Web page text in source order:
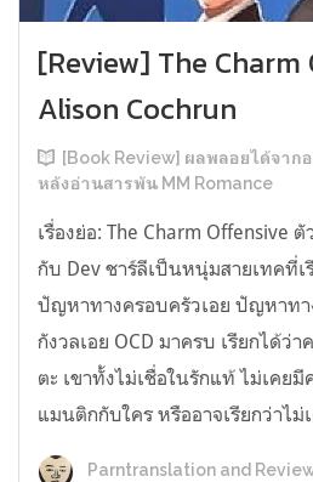
[Review] The
Alison Cochrun
[Book Review] ผลพลอยได้จาก
หลังอ่านสารพัน MM Romance
เรื่องย่อ: The Charm Offensive
กับ Dev ชาร์ลีเป็นหนุ่มสายเทคที่เ
ปัญหาทางครอบครัวเอย ปัญหาทา
กังวลเอย OCD มาครบ เรียกได้ว่
ตะ เขาทั้งไม่เชื่อในรักแท้ ไม่เคย
แมนติกกับใคร หรืออาจเรียกว่าไม่
Parntranslation and